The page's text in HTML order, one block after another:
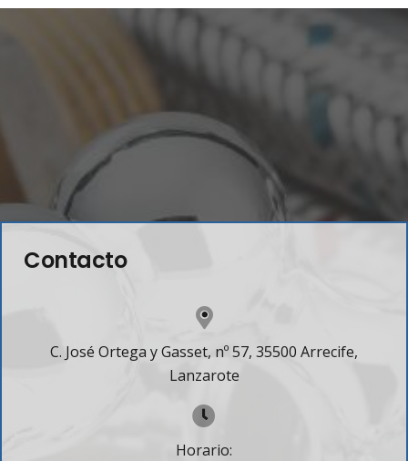
Contacto
C. José Ortega y Gasset, nº 57, 35500 Arrecife,
Lanzarote
Horario: